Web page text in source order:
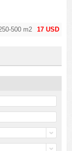
17 USD
500 m2